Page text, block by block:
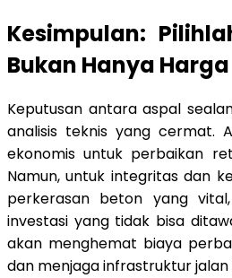
Kesimpulan:
Bukan Hanya Harga
Keputusan antara aspal
analisis teknis yang cermat.
ekonomis untuk perbaikan
Namun, untuk integritas dan
perkerasan beton yang
investasi yang tidak bisa
akan menghemat biaya
dan menjaga infrastruktur